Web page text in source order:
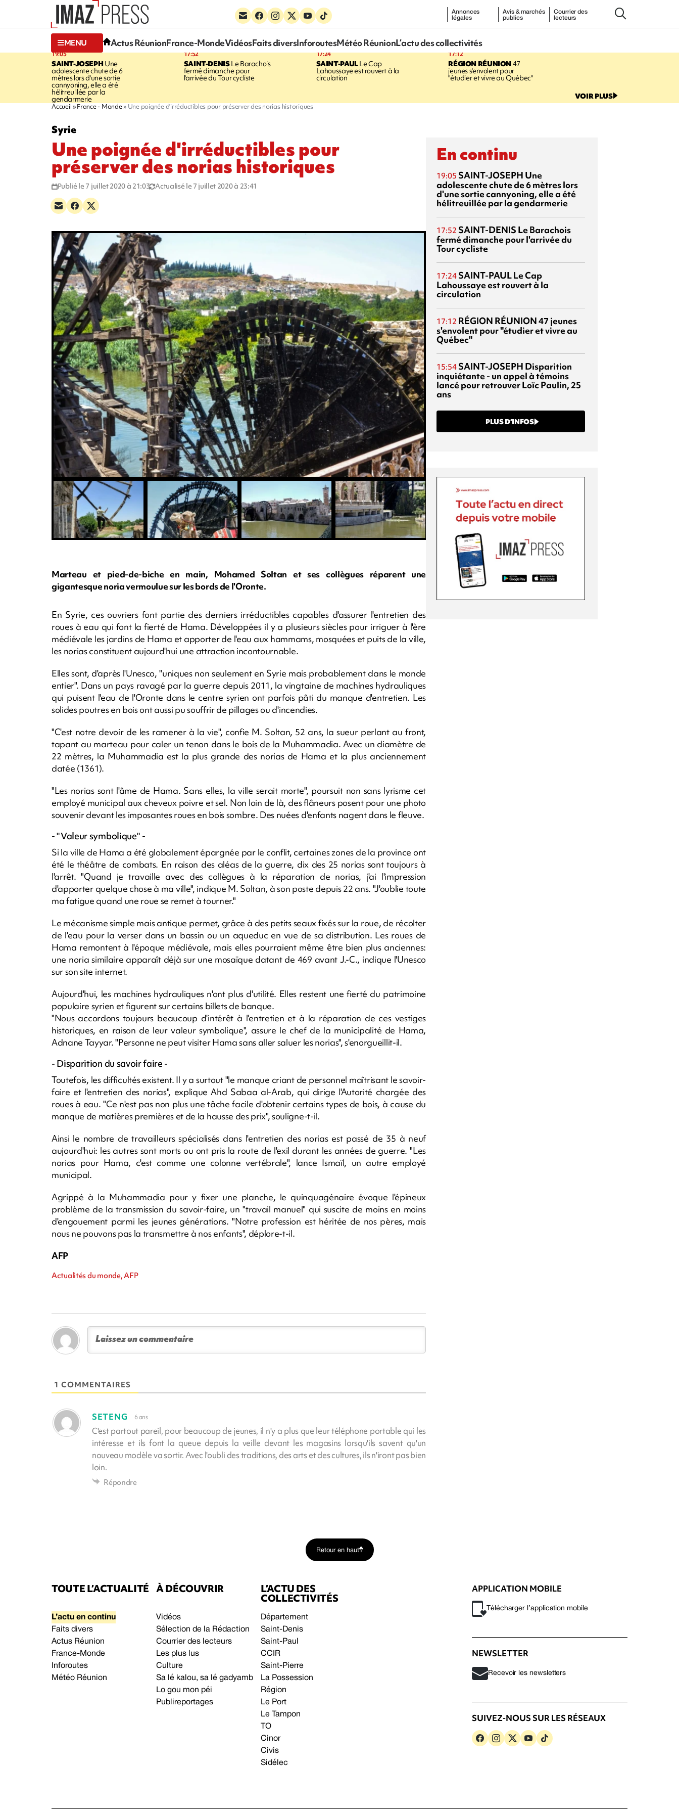
Annonces
légales
Avis & marchés
publics
Courrier des
lecteurs
MENU Actus RéunionFrance-MondeVidéosFaits diversInforoutesMétéo RéunionL’actu des collectivités
19:05
SAINT-JOSEPHUne
adolescente chute de 6
mètres lors d'une sortie
cannyoning, elle a été
hélitreuillée par la
gendarmerie
17:52
SAINT-DENISLe Barachois
fermé dimanche pour
l'arrivée du Tour cycliste
17:24
SAINT-PAULLe Cap
Lahoussaye est rouvert à la
circulation
17:12
RÉGION RÉUNION47
jeunes s'envolent pour
"étudier et vivre au Québec"
VOIR PLUS
Accueil France - Monde Une poignée d'irréductibles pour préserver des norias historiques
Syrie
Une poignée d'irréductibles pour
préserver des norias historiques
Publié le 7 juillet 2020 à 21:03 Actualisé le 7 juillet 2020 à 23:41
Marteau et pied-de-biche en main, Mohamed Soltan et ses collègues réparent une
gigantesque noria vermoulue sur les bords de l'Oronte.
En Syrie, ces ouvriers font partie des derniers irréductibles capables d'assurer l'entretien des
roues à eau qui font la fierté de Hama. Développées il y a plusieurs siècles pour irriguer à l'ère
médiévale les jardins de Hama et apporter de l'eau aux hammams, mosquées et puits de la ville,
les norias constituent aujourd'hui une attraction incontournable.
Elles sont, d'après l'Unesco, "uniques non seulement en Syrie mais probablement dans le monde
entier". Dans un pays ravagé par la guerre depuis 2011, la vingtaine de machines hydrauliques
qui puisent l'eau de l'Oronte dans le centre syrien ont parfois pâti du manque d'entretien. Les
solides poutres en bois ont aussi pu souffrir de pillages ou d'incendies.
"C'est notre devoir de les ramener à la vie", confie M. Soltan, 52 ans, la sueur perlant au front,
tapant au marteau pour caler un tenon dans le bois de la Muhammadia. Avec un diamètre de
22 mètres, la Muhammadia est la plus grande des norias de Hama et la plus anciennement
datée (1361).
"Les norias sont l'âme de Hama. Sans elles, la ville serait morte", poursuit non sans lyrisme cet
employé municipal aux cheveux poivre et sel. Non loin de là, des flâneurs posent pour une photo
souvenir devant les imposantes roues en bois sombre. Des nuées d'enfants nagent dans le fleuve.
- "Valeur symbolique" -
Si la ville de Hama a été globalement épargnée par le conflit, certaines zones de la province ont
été le théâtre de combats. En raison des aléas de la guerre, dix des 25 norias sont toujours à
l'arrêt. "Quand je travaille avec des collègues à la réparation de norias, j'ai l'impression
d'apporter quelque chose à ma ville", indique M. Soltan, à son poste depuis 22 ans. "J'oublie toute
ma fatigue quand une roue se remet à tourner."
Le mécanisme simple mais antique permet, grâce à des petits seaux fixés sur la roue, de récolter
de l'eau pour la verser dans un bassin ou un aqueduc en vue de sa distribution. Les roues de
Hama remontent à l'époque médiévale, mais elles pourraient même être bien plus anciennes:
une noria similaire apparaît déjà sur une mosaïque datant de 469 avant J.-C., indique l'Unesco
sur son site internet.
Aujourd'hui, les machines hydrauliques n'ont plus d'utilité. Elles restent une fierté du patrimoine
populaire syrien et figurent sur certains billets de banque.
"Nous accordons toujours beaucoup d'intérêt à l'entretien et à la réparation de ces vestiges
historiques, en raison de leur valeur symbolique", assure le chef de la municipalité de Hama,
Adnane Tayyar. "Personne ne peut visiter Hama sans aller saluer les norias", s'enorgueillit-il.
- Disparition du savoir faire -
Toutefois, les difficultés existent. Il y a surtout "le manque criant de personnel maîtrisant le savoir-
faire et l'entretien des norias", explique Ahd Sabaa al-Arab, qui dirige l'Autorité chargée des
roues à eau. "Ce n'est pas non plus une tâche facile d'obtenir certains types de bois, à cause du
manque de matières premières et de la hausse des prix", souligne-t-il.
Ainsi le nombre de travailleurs spécialisés dans l'entretien des norias est passé de 35 à neuf
aujourd'hui: les autres sont morts ou ont pris la route de l'exil durant les années de guerre. "Les
norias pour Hama, c'est comme une colonne vertébrale", lance Ismaïl, un autre employé
municipal.
Agrippé à la Muhammadia pour y fixer une planche, le quinquagénaire évoque l'épineux
problème de la transmission du savoir-faire, un "travail manuel" qui suscite de moins en moins
d'engouement parmi les jeunes générations. "Notre profession est héritée de nos pères, mais
nous ne pouvons pas la transmettre à nos enfants", déplore-t-il.
AFP
Actualités du monde, AFP
1 COMMENTAIRES
SETENG 6 ans
C'est partout pareil, pour beaucoup de jeunes, il n'y a plus que leur téléphone portable qui les
intéresse et ils font la queue depuis la veille devant les magasins lorsqu'ils savent qu'un
nouveau modèle va sortir. Avec l'oubli des traditions, des arts et des cultures, ils n'iront pas bien
loin.
Répondre
En continu
19:05 SAINT-JOSEPH Une
adolescente chute de 6 mètres lors
d'une sortie cannyoning, elle a été
hélitreuillée par la gendarmerie
17:52 SAINT-DENIS Le Barachois
fermé dimanche pour l'arrivée du
Tour cycliste
17:24 SAINT-PAULLe Cap
Lahoussaye est rouvert à la
circulation
17:12 RÉGION RÉUNION47 jeunes
s'envolent pour "étudier et vivre au
Québec"
15:54 SAINT-JOSEPH Disparition
inquiétante - un appel à témoins
lancé pour retrouver Loïc Paulin, 25
ans
PLUS D’INFOS
Retour en haut
TOUTE L’ACTUALITÉ
L’actu en continu
Faits divers
Actus Réunion
France-Monde
Inforoutes
Météo Réunion
À DÉCOUVRIR
Vidéos
Sélection de la Rédaction
Courrier des lecteurs
Les plus lus
Culture
Sa lé kalou, sa lé gadyamb
Lo gou mon péi
Publireportages
L’ACTU DES
COLLECTIVITÉS
Département
Saint-Denis
Saint-Paul
CCIR
Saint-Pierre
La Possession
Région
Le Port
Le Tampon
TO
Cinor
Civis
Sidélec
APPLICATION MOBILE
Télécharger l’application mobile
NEWSLETTER
Recevoir les newsletters
SUIVEZ-NOUS SUR LES RÉSEAUX